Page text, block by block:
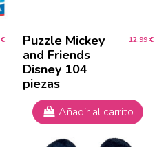
Puzzle Mickey
and Friends
Disney 104
piezas
12,99 €
Añadir al carrito